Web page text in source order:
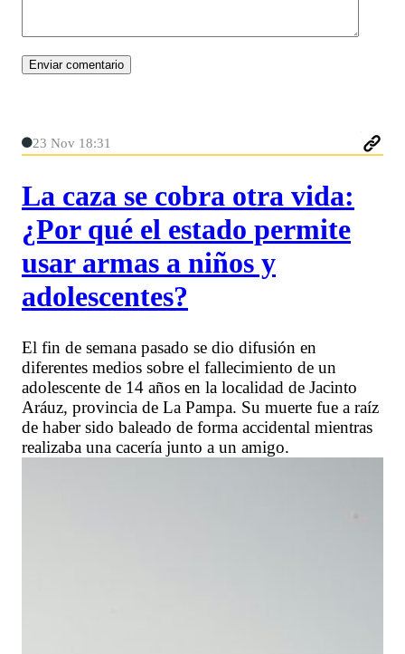
23 Nov 18:31
La caza se cobra otra vida:
¿Por qué el estado permite
usar armas a niños y
adolescentes?
El fin de semana pasado se dio difusión en
diferentes medios sobre el fallecimiento de un
adolescente de 14 años en la localidad de Jacinto
Aráuz, provincia de La Pampa. Su muerte fue a raíz
de haber sido baleado de forma accidental mientras
realizaba una cacería junto a un amigo.